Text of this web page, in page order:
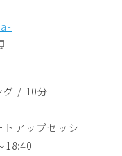
グ / 10分
トアップセッシ
18:40